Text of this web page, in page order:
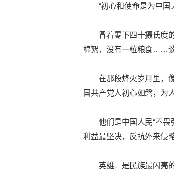
“初心和使命是为中国
冒着零下四十摄氏度
棉絮，没有一粒粮食……谈
在那段烽火岁月里，
国共产党人初心如磐，为
他们是中国人民“不
利益最坚决，反抗外来侵
英雄，是民族最闪亮